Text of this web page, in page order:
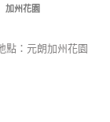
加州花園
點：元朗加州花園